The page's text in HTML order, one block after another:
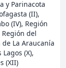
y Parinacota
(II),
(IV), Región
Región del
La Araucanía
(X),
(XII)